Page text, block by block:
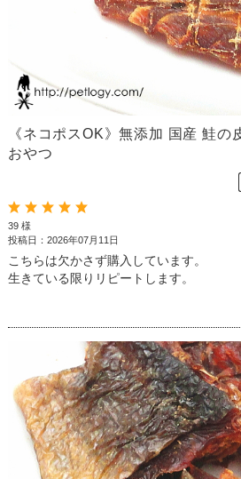
《ネコポスOK》無添加 国産 鮭の
おやつ
39 様
投稿日：2026年07月11日
こちらは欠かさず購入しています。
生きている限りリピートします。